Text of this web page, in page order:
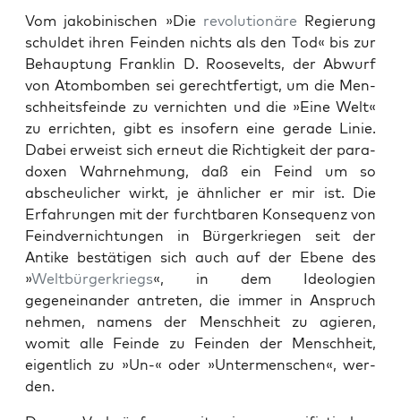
Vom jakobinis­chen »Die rev­o­lu­tionäre Regierung
schuldet ihren Fein­den nichts als den Tod« bis zur
Behaup­tung Franklin D. Roo­sevelts, der Abwurf
von Atom­bomben sei gerecht­fer­tigt, um die Men­
schheits­feinde zu ver­nicht­en und die »Eine Welt«
zu erricht­en, gibt es insofern eine ger­ade Lin­ie.
Dabei erweist sich erneut die Richtigkeit der para­
dox­en Wahrnehmung, daß ein Feind um so
abscheulich­er wirkt, je ähn­lich­er er mir ist. Die
Erfahrun­gen mit der furcht­baren Kon­se­quenz von
Feind­ver­nich­tun­gen in Bürg­erkriegen seit der
Antike bestäti­gen sich auch auf der Ebene des
»Welt­bürg­erkriegs«, in dem Ide­olo­gien
gegeneinan­der antreten, die immer in Anspruch
nehmen, namens der Men­schheit zu agieren,
wom­it alle Feinde zu Fein­den der Men­schheit,
eigentlich zu »Un-« oder »Unter­men­schen«, wer­
den.